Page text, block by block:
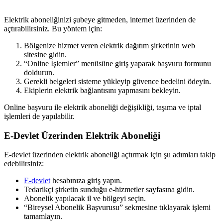
Elektrik aboneliğinizi şubeye gitmeden, internet üzerinden de
açtırabilirsiniz. Bu yöntem için:
Bölgenize hizmet veren elektrik dağıtım şirketinin web
sitesine gidin.
“Online İşlemler” menüsüne giriş yaparak başvuru formunu
doldurun.
Gerekli belgeleri sisteme yükleyip güvence bedelini ödeyin.
Ekiplerin elektrik bağlantısını yapmasını bekleyin.
Online başvuru ile elektrik aboneliği değişikliği, taşıma ve iptal
işlemleri de yapılabilir.
E-Devlet Üzerinden Elektrik Aboneliği
E-devlet üzerinden elektrik aboneliği açtırmak için şu adımları takip
edebilirsiniz:
E-devlethesabınıza giriş yapın.
Tedarikçi şirketin sunduğu e-hizmetler sayfasına gidin.
Abonelik yapılacak il ve bölgeyi seçin.
“Bireysel Abonelik Başvurusu” sekmesine tıklayarak işlemi
tamamlayın.